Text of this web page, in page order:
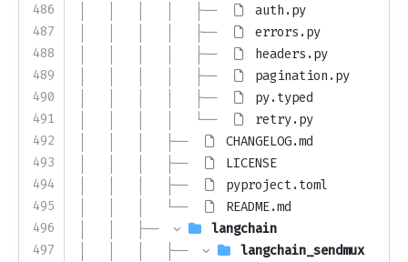
486
487
488
489
490
491
492
493
494
495
496
497
│   │   │   │   ├──
auth.py
│   │   │   │   ├──
errors.py
│   │   │   │   ├──
headers.py
│   │   │   │   ├──
pagination.py
│   │   │   │   ├──
py.typed
│   │   │   │   └──
retry.py
│   │   │   ├──
CHANGELOG.md
│   │   │   ├──
LICENSE
│   │   │   ├──
pyproject.toml
│   │   │   └──
README.md
│   │   ├──
langchain
│   │   │   ├──
langchain_sendmux